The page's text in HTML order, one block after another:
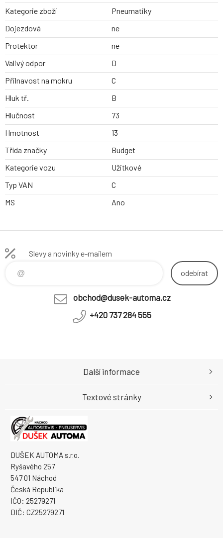
Kategorie zboží
Pneumatiky
Dojezdová
ne
Protektor
ne
Valivý odpor
D
Přilnavost na mokru
C
Hluk tř.
B
Hlučnost
73
Hmotnost
13
Třída značky
Budget
Kategorie vozu
Užitkové
Typ VAN
C
MS
Ano
Slevy a novinky e-mailem
odebírat
obchod@dusek-automa.cz
+420 737 284 555
DUŠEK AUTOMA s.r.o.
Ryšavého 257
547 01 Náchod
Česká Republika
IČO: 25279271
DIČ: CZ25279271
Další informace
Textové stránky